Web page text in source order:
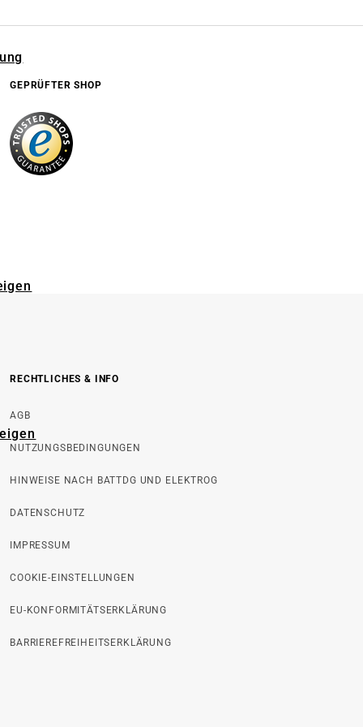
GEPRÜFTER SHOP
RECHTLICHES & INFO
AGB
NUTZUNGSBEDINGUNGEN
HINWEISE NACH BATTDG UND ELEKTROG
DATENSCHUTZ
IMPRESSUM
COOKIE-EINSTELLUNGEN
EU-KONFORMITÄTSERKLÄRUNG
BARRIEREFREIHEITSERKLÄRUNG